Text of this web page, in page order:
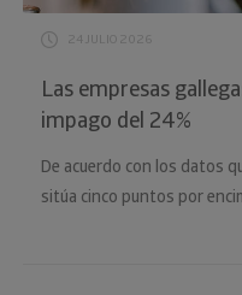
24 JULIO 2026
Las empresas
impago del 24%
De acuerdo con los datos
sitúa cinco puntos por